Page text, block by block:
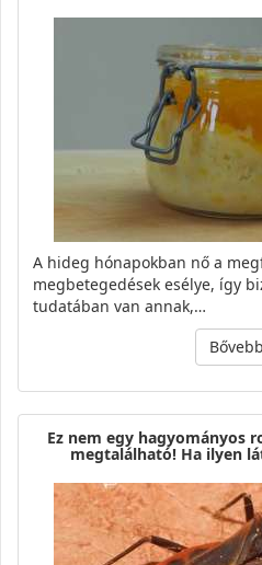
A hideg hónapokban nő a
megbetegedések esélye, így
tudatában van annak,…
Ez nem egy hagyományos
megtalálható! Ha ilyen